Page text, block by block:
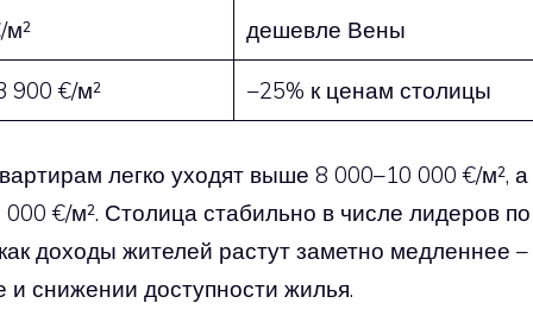
м² дешевле Вены
900 €/м² −25% к ценам столицы
легко уходят выше 8 000–10 000 €/м², а
€/м². Столица стабильно в числе лидеров по
доходы жителей растут заметно медленнее –
снижении доступности жилья.